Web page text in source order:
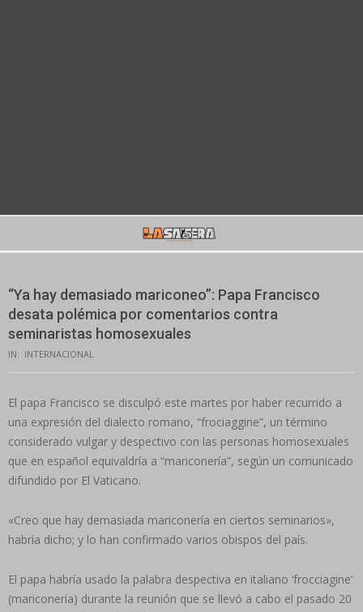
“Ya hay demasiado mariconeo”: Papa Francisco
desata polémica por comentarios contra
seminaristas homosexuales
IN: INTERNACIONAL
El papa Francisco se disculpó este martes por haber recurrido a
una expresión del dialecto romano, “frociaggine”, un término
considerado vulgar y despectivo con las personas homosexuales
que en español equivaldría a “mariconería”, según un comunicado
difundido por El Vaticano.
«Creo que hay demasiada mariconería en ciertos seminarios»,
habría dicho; y lo han confirmado varios obispos del país.
El papa habría usado la palabra despectiva en italiano ‘frocciagine’
(mariconería) durante la reunión que se llevó a cabo el pasado 20